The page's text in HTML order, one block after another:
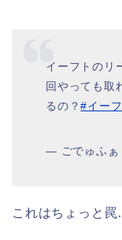
イーフトのリ
回やっても取
るの？#イーフ
— ごでゅふぁ
これはちょっと罠